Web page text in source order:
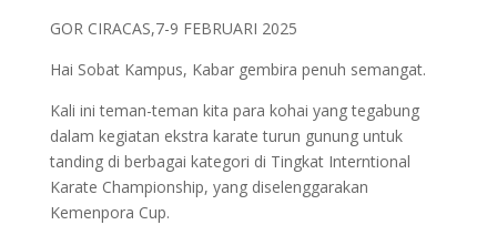
GOR CIRACAS,7-9 FEBRUARI 2025
Hai Sobat Kampus, Kabar gembira penuh semangat.
Kali ini teman-teman kita para kohai yang tegabung
dalam kegiatan ekstra karate turun gunung untuk
tanding di berbagai kategori di Tingkat Interntional
Karate Championship, yang diselenggarakan
Kemenpora Cup.